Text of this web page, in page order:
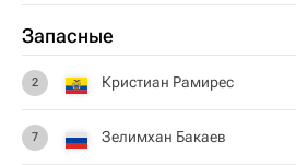
Запасные
2 Кристиан Рамирес
7 Зелимхан Бакаев